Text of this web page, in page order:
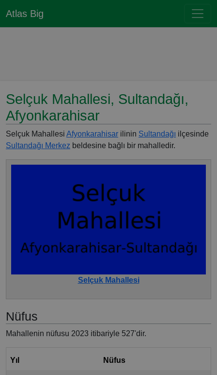
Atlas Big
Selçuk Mahallesi, Sultandağı,
Afyonkarahisar
Selçuk Mahallesi Afyonkarahisar ilinin Sultandağı ilçesinde
Sultandağı Merkez beldesine bağlı bir mahalledir.
Selçuk Mahallesi
Nüfus
Mahallenin nüfusu 2023 itibariyle 527'dir.
Yıl Nüfus